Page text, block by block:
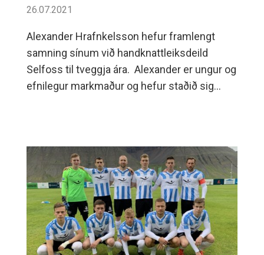
26.07.2021
Alexander Hrafnkelsson hefur framlengt
samning sínum við handknattleiksdeild
Selfoss til tveggja ára. Alexander er ungur og
efnilegur markmaður og hefur staðið sig
Alexander skuli framlengja við liðið og verður
gaman að fylgjast með honum og strákunum
í Olísdeildinni í vetur.Alexander Hrafnkelsson
verður hluti af öflugu markmannsteymi
Selfoss í vetur. Umf.